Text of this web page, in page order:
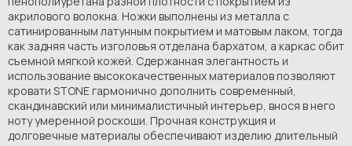
акрилового волокна. Ножки выполнены из металла с
сатинированным латунным покрытием и матовым лаком, тогда
как задняя часть изголовья отделана бархатом, а каркас обит
съемной мягкой кожей. Сдержанная элегантность и
использование высококачественных материалов позволяют
кровати STONE гармонично дополнить современный,
скандинавский или минималистичный интерьер, внося в него
ноту умеренной роскоши. Прочная конструкция и
долговечные материалы обеспечивают изделию длительный